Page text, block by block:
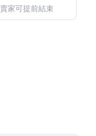
賣家可提前結束